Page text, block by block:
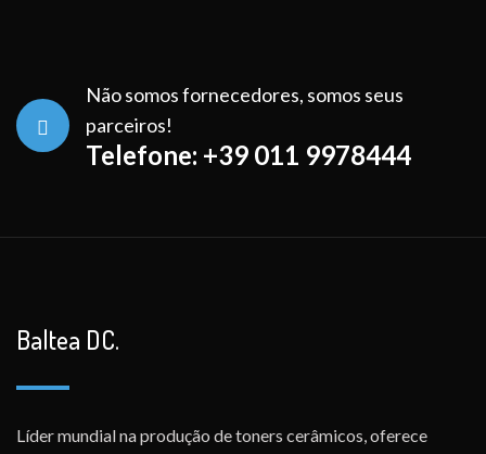
Não somos fornecedores, somos seus
parceiros!
Telefone: +39 011 9978444
Baltea DC.
Líder mundial na produção de toners cerâmicos, oferece